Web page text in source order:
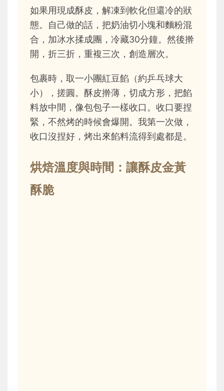
如果用現成酥皮，解凍到軟化但還冷的狀
態。自己做的話，把奶油切小塊和麵粉混
合，加冰水揉成團，冷藏30分鐘。然後擀
開，折三折，重複三次，創造層次。
包裹時，取一小團紅豆餡（約乒乓球大
小），搓圓。酥皮擀薄，切成方形，把餡
料放中間，像包包子一樣收口。收口要捏
緊，不然烤的時候會爆開。我第一次做，
收口沒捏好，烤出來餡料流得到處都是。
烘焙溫度與時間：讓酥皮金黃
酥脆